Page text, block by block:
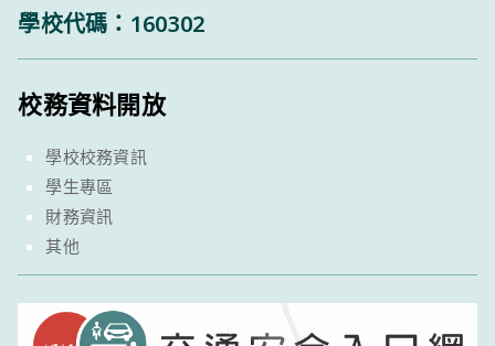
學校代碼：160302
校務資料開放
學校校務資訊
學生專區
財務資訊
其他